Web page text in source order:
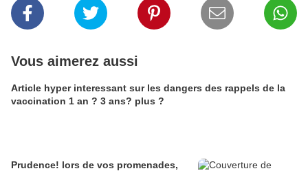
Vous aimerez aussi
Article hyper interessant sur les dangers des rappels de la
vaccination 1 an ? 3 ans? plus ?
Prudence! lors de vos promenades,